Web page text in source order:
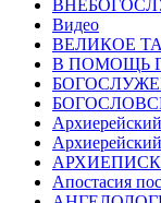
Видео
ВЕЛИКОЕ
В ПОМОЩЬ
Апостасия